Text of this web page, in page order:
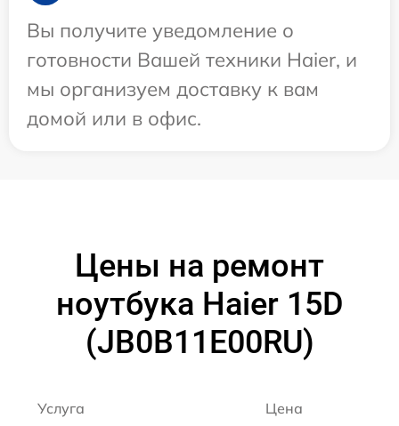
Вы получите уведомление о
готовности Вашей техники Haier, и
мы организуем доставку к вам
домой или в офис.
Цены на ремонт
ноутбука Haier 15D
(JB0B11E00RU)
Услуга Цена